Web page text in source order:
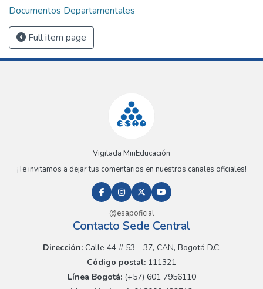
Documentos Departamentales
Full item page
Vigilada MinEducación
¡Te invitamos a dejar tus comentarios en nuestros canales oficiales!
@esapoficial
Contacto Sede Central
Dirección:Calle 44 # 53 - 37, CAN, Bogotá D.C.
Código postal: 111321
Línea Bogotá:(+57) 601 7956110